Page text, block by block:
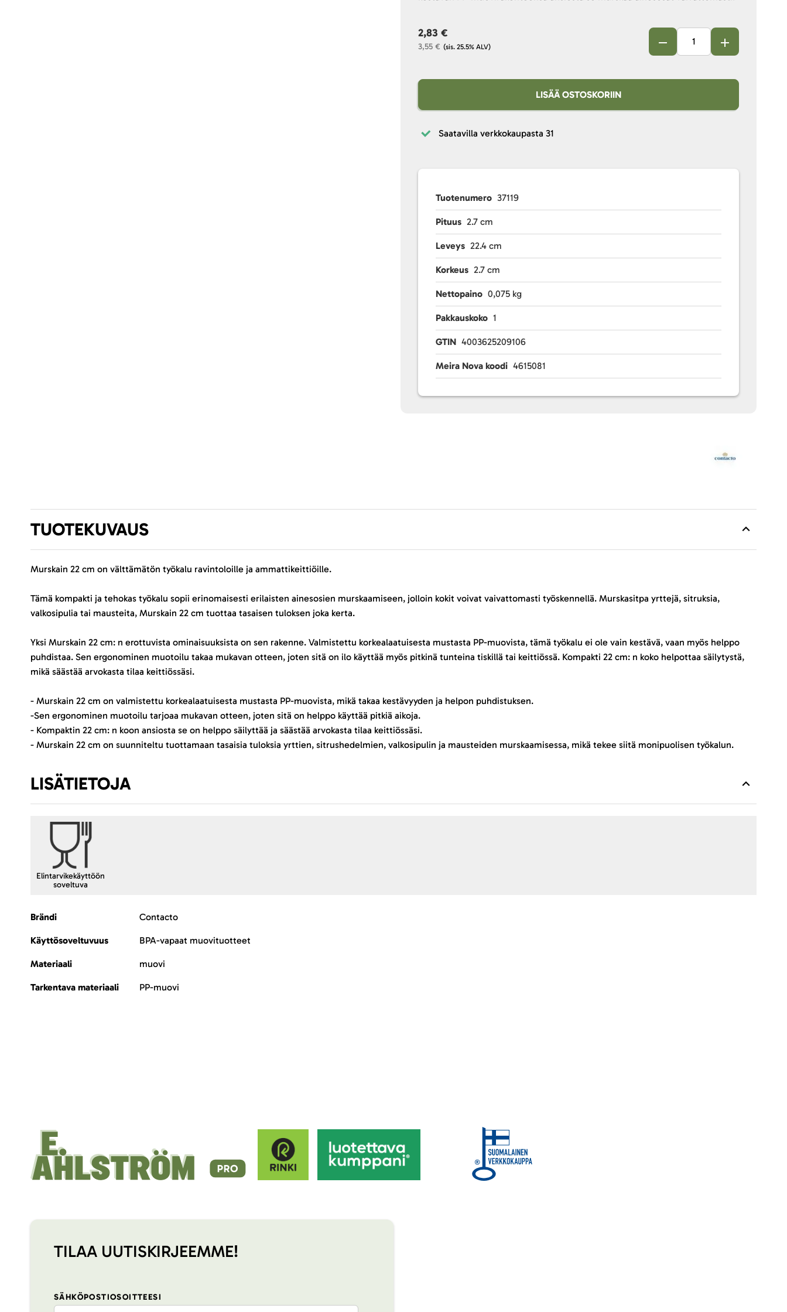
(sis. 25.5% ALV)
3,55 €
2,83 €
LISÄÄ OSTOSKORIIN
Saatavilla verkkokaupasta 31
Tuotenumero 37119
Pituus 2.7 cm
Leveys 22.4 cm
Korkeus 2.7 cm
Nettopaino 0,075 kg
Pakkauskoko 1
GTIN 4003625209106
Meira Nova koodi 4615081
TUOTEKUVAUS
Murskain 22 cm on välttämätön työkalu ravintoloille ja ammattikeittiöille.
Tämä kompakti ja tehokas työkalu sopii erinomaisesti erilaisten ainesosien murskaamiseen, jolloin kokit voivat vaivattomasti työskennellä. Murskasitpa yrttejä, sitruksia,
valkosipulia tai mausteita, Murskain 22 cm tuottaa tasaisen tuloksen joka kerta.
Yksi Murskain 22 cm: n erottuvista ominaisuuksista on sen rakenne. Valmistettu korkealaatuisesta mustasta PP-muovista, tämä työkalu ei ole vain kestävä, vaan myös helppo
puhdistaa. Sen ergonominen muotoilu takaa mukavan otteen, joten sitä on ilo käyttää myös pitkinä tunteina tiskillä tai keittiössä. Kompakti 22 cm: n koko helpottaa säilytystä,
mikä säästää arvokasta tilaa keittiössäsi.
- Murskain 22 cm on valmistettu korkealaatuisesta mustasta PP-muovista, mikä takaa kestävyyden ja helpon puhdistuksen.
-Sen ergonominen muotoilu tarjoaa mukavan otteen, joten sitä on helppo käyttää pitkiä aikoja.
- Kompaktin 22 cm: n koon ansiosta se on helppo säilyttää ja säästää arvokasta tilaa keittiössäsi.
- Murskain 22 cm on suunniteltu tuottamaan tasaisia tuloksia yrttien, sitrushedelmien, valkosipulin ja mausteiden murskaamisessa, mikä tekee siitä monipuolisen työkalun.
LISÄTIETOJA
Elintarvikekäyttöön
soveltuva
Lisätietoja
Brändi Contacto
Käyttösoveltuvuus BPA-vapaat muovituotteet
Materiaali muovi
Tarkentava materiaali PP-muovi
TILAA UUTISKIRJEEMME!
SÄHKÖPOSTIOSOITTEESI